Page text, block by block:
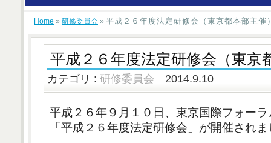
Home » 研修委員会 » 平成２６年度法定研修会（東京都本部主催
平成２６年度法定研修会（東京
カテゴリ : 研修委員会 2014.9.10
平成２６年９月１０日、 東京国際フォー
「平成２６年度法定研修会」が開催され